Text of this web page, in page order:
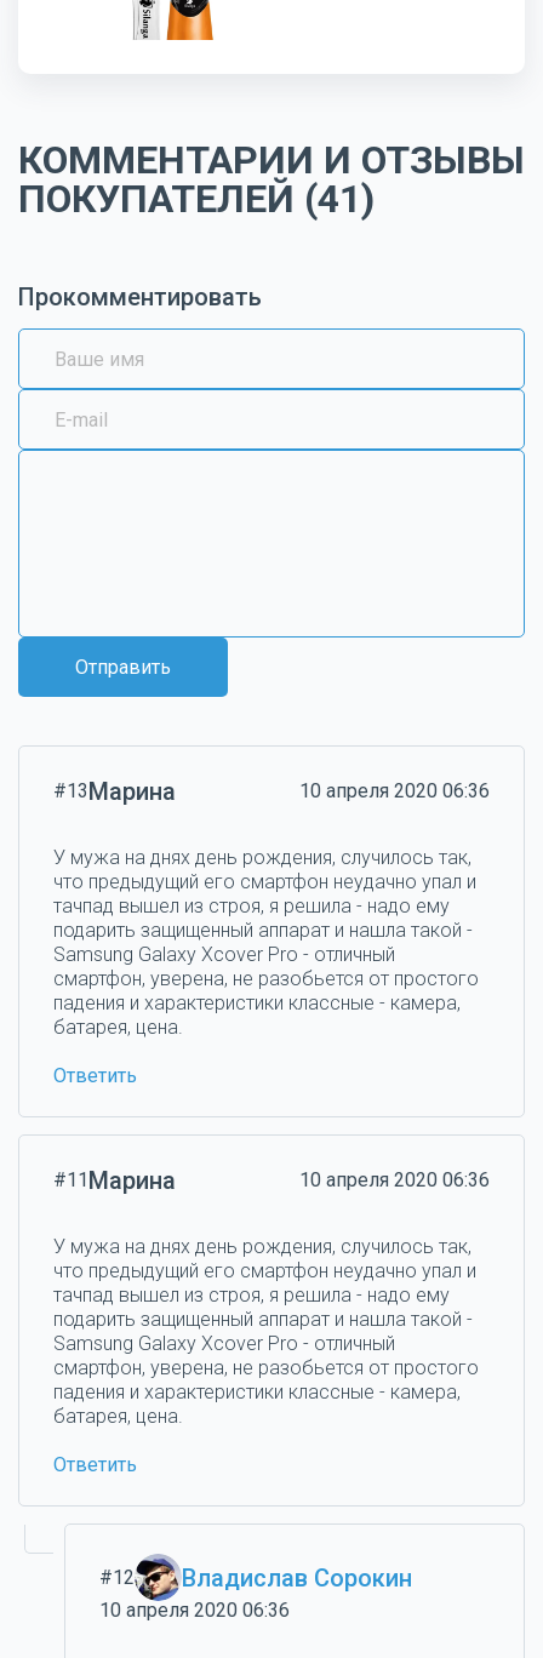
КОММЕНТАРИИ И ОТЗЫВЫ
ПОКУПАТЕЛЕЙ (41)
Прокомментировать
Отправить
#13Марина 10 апреля 2020 06:36
У мужа на днях день рождения, случилось так,
что предыдущий его смартфон неудачно упал и
тачпад вышел из строя, я решила - надо ему
подарить защищенный аппарат и нашла такой -
Samsung Galaxy Xcover Pro - отличный
смартфон, уверена, не разобьется от простого
падения и характеристики классные - камера,
батарея, цена.
Ответить
#11Марина 10 апреля 2020 06:36
У мужа на днях день рождения, случилось так,
что предыдущий его смартфон неудачно упал и
тачпад вышел из строя, я решила - надо ему
подарить защищенный аппарат и нашла такой -
Samsung Galaxy Xcover Pro - отличный
смартфон, уверена, не разобьется от простого
падения и характеристики классные - камера,
батарея, цена.
Ответить
#12 Владислав Сорокин
10 апреля 2020 06:36